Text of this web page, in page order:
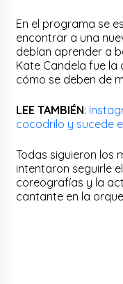
En el programa se
encontrar a una
debían aprender a
Kate Candela fue la
cómo se deben de
LEE TAMBIÉN:
cocodrilo y sucede
Todas siguieron los
intentaron seguirle
coreografías y la
cantante en la